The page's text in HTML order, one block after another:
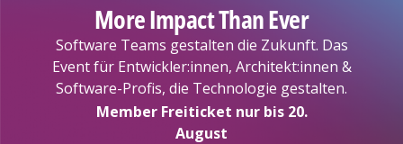
More Impact Than Ever
Software Teams gestalten die Zukunft. Das
Event für Entwickler:innen, Architekt:innen &
Software-Profis, die Technologie gestalten.
Member Freiticket nur bis 20.
August